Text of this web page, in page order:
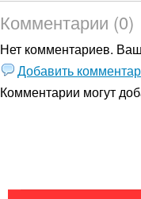
Комментарии (0)
Нет комментариев.
Добавить
Комментарии могут